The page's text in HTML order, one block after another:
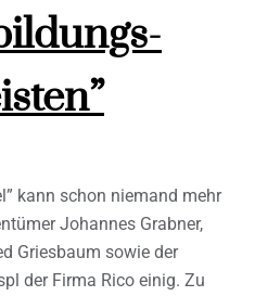
kann schon niemand mehr
Johannes Grabner,
Griesbaum sowie der
der Firma Rico einig. Zu